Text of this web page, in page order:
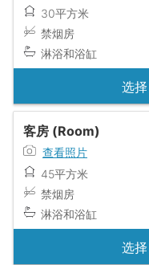
30平方米
禁烟房
淋浴和浴缸
选
客房 (Room)
查看照片
45平方米
禁烟房
淋浴和浴缸
选